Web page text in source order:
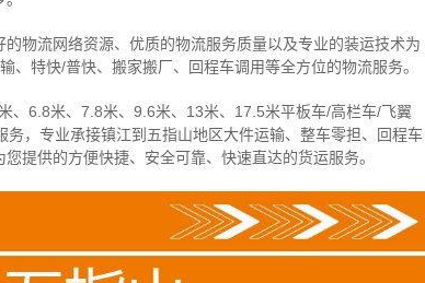
物流网络资源、优质的物流服务质量以及专业的装运技术为
、特快/普快、搬家搬厂、回程车调用等全方位的物流服务。
、6.8米、7.8米、9.6米、13米、17.5米平板车/高栏车/飞翼
， 专业承接镇江到五指山地区大件运输、整车零担、回程车
提供的方便快捷、安全可靠、快速直达的货运服务。